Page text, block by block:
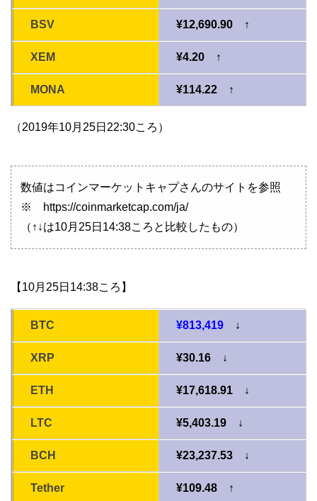
BSV ¥12,690.90 ↑
XEM ¥4.20 ↑
MONA ¥114.22 ↑
（2019年10月25日22:30ころ）
数値はコインマーケットキャプさんのサイトを参照
※ https://coinmarketcap.com/ja/
（↑↓は10月25日14:38ころと比較したもの）
【10月25日14:38ころ】
BTC ¥813,419 ↓
XRP ¥30.16 ↓
ETH ¥17,618.91 ↓
LTC ¥5,403.19 ↓
BCH ¥23,237.53 ↓
Tether ¥109.48 ↑